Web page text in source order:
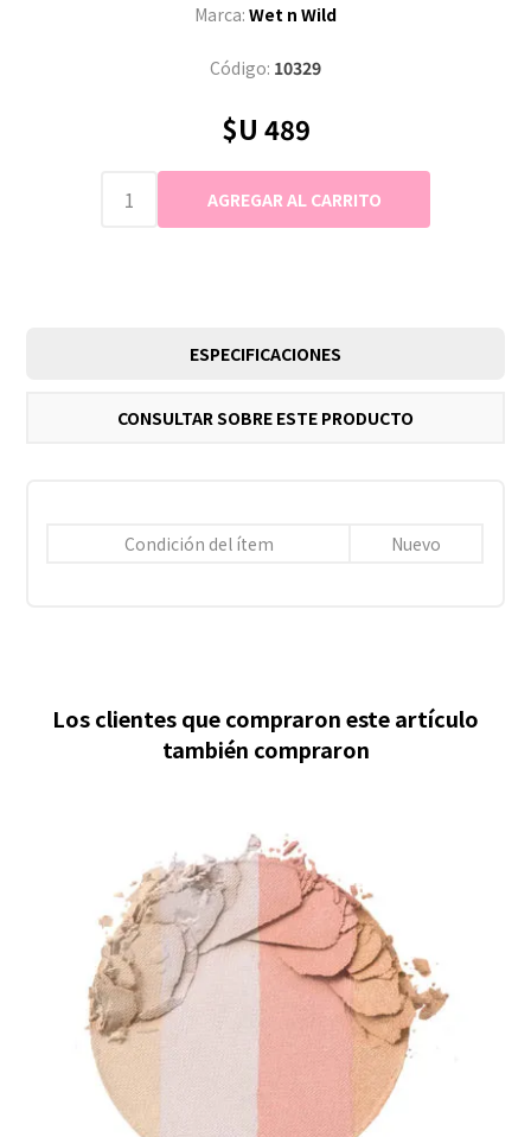
Marca: Wet n Wild
Código: 10329
$U 489
ESPECIFICACIONES
CONSULTAR SOBRE ESTE PRODUCTO
Condición del ítem Nuevo
Los clientes que compraron este artículo
también compraron